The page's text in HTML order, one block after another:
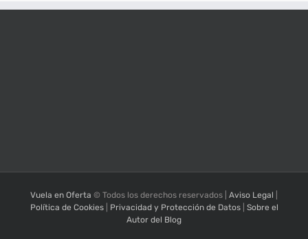
Vuela en Oferta © Todos los derechos reservados | Aviso Legal
Política de Cookies| Privacidad y Protección de Datos| Sobre el
Autor del Blog